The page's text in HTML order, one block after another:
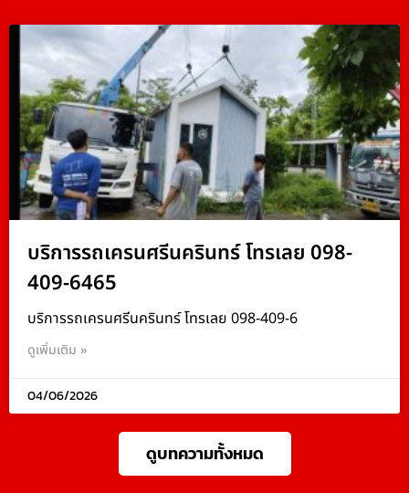
บริการรถเครนศรีนครินทร์ โทรเลย 098-
409-6465
บริการรถเครนศรีนครินทร์ โทรเลย 098-409-6
ดูเพิ่มเติม »
04/06/2026
ดูบทความทั้งหมด